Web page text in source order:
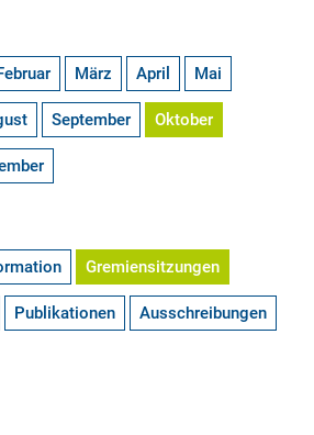
Februar März April Mai
September Oktober
Gremiensitzungen
Publikationen Ausschreibungen